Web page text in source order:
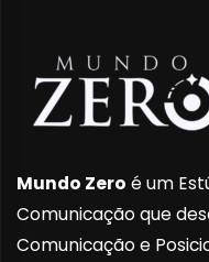
Mundo Zero é um
Comunicação que
Comunicação e